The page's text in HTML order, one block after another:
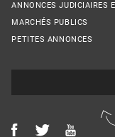
ANNONCES JUDICIAIRES
MARCHÉS PUBLICS
PETITES ANNONCES